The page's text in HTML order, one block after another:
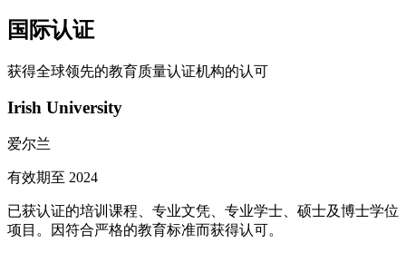
国际认证
获得全球领先的教育质量认证机构的认可
Irish University
爱尔兰
有效期至 2024
已获认证的培训课程、专业文凭、专业学士、硕士及博士学位
项目。因符合严格的教育标准而获得认可。